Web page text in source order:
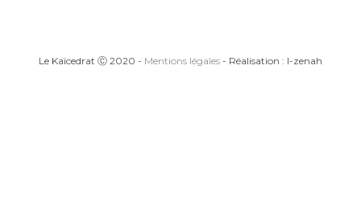
Le Kaïcedrat Ⓒ 2020 - Mentions légales - Réalisation : I-zenah